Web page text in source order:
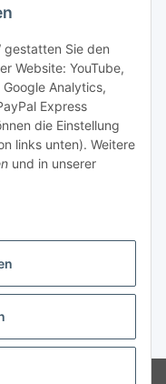
gestatten Sie den
Website: YouTube,
Analytics,
Express
die Einstellung
links unten). Weitere
und in unserer
zzgl.